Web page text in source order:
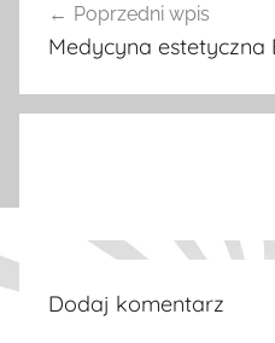
s
y
wpisu
Poprzedni wpis
Medycyna estetyczna
Dodaj komentarz